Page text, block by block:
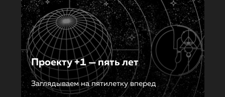
Проекту +1 — пять лет
Заглядываем на пятилетку вперед